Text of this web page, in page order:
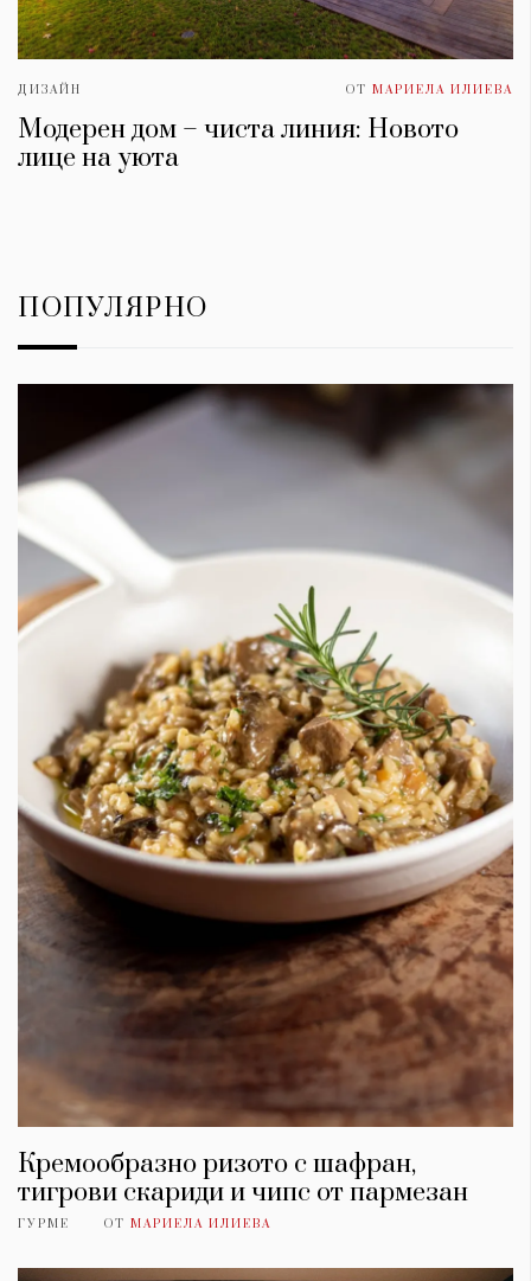
ДИЗАЙН ОТ МАРИЕЛА ИЛИЕВА
Модерен дом – чиста линия: Новото
лице на уюта
ПОПУЛЯРНО
Кремообразно ризото с шафран,
тигрови скариди и чипс от пармезан
ГУРМЕ ОТ МАРИЕЛА ИЛИЕВА
КАТЕГОРИИ
Wine&Dine
Dialogue
Изкуство
Красота
Цветно
Гурме
Пътувай
Wellness
ЗА НАС
Условия за
ползване
За нас
Реклама
Политика за
поверителност
ModerenDom
СЛЕДВАЙТЕ НИ
Facebook Instagram Twitter
Pinterest
YouTube
Spotify Soundcloud
Ако нашият сайт ви харесва, можете да се абонирате за
седмичния ни нюзлетър тук: